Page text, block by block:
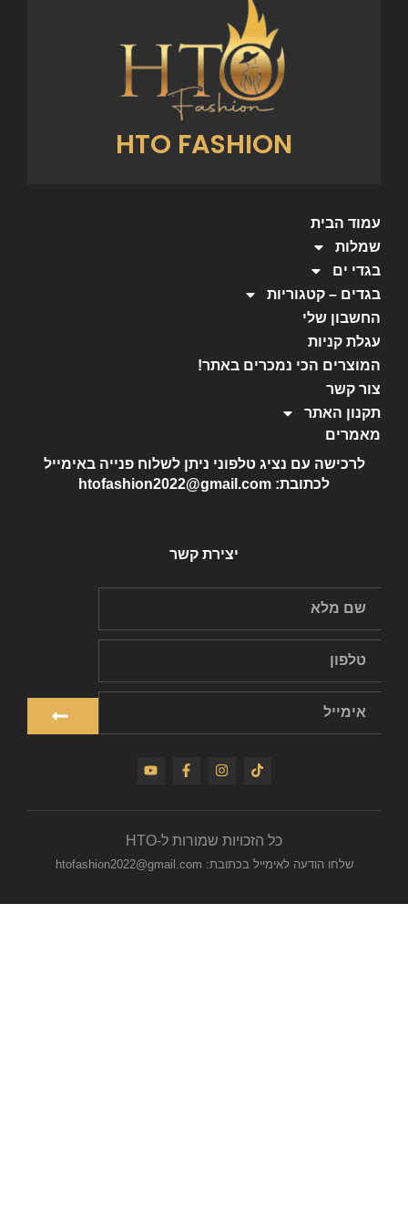
HTO FASHION
עמוד הבית
שמלות
בגדי ים
בגדים – קטגוריות
החשבון שלי
עגלת קניות
המוצרים הכי נמכרים באתר!
צור קשר
תקנון האתר
מאמרים
לרכישה עם נציג טלפוני ניתן לשלוח פנייה באימייל
לכתובת: htofashion2022@gmail.com
יצירת קשר
כל הזכויות שמורות ל-HTO
שלחו הודעה לאימייל בכתובת: htofashion2022@gmail.com